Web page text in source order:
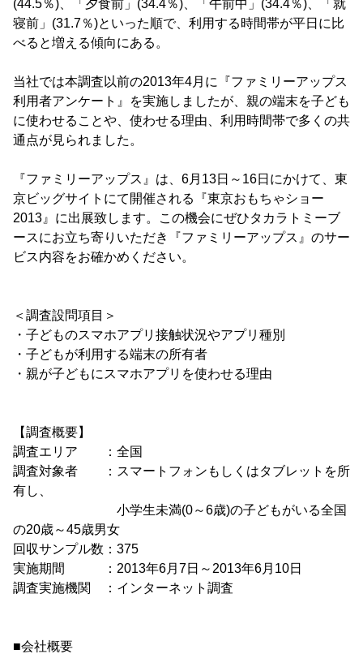
(44.5％)、「夕食前」(34.4％)、「午前中」(34.4％)、「就
寝前」(31.7％)といった順で、利用する時間帯が平日に比
べると増える傾向にある。
当社では本調査以前の2013年4月に『ファミリーアップス
利用者アンケート』を実施しましたが、親の端末を子ども
に使わせることや、使わせる理由、利用時間帯で多くの共
通点が見られました。
『ファミリーアップス』は、6月13日～16日にかけて、東
京ビッグサイトにて開催される『東京おもちゃショー
2013』に出展致します。この機会にぜひタカラトミーブ
ースにお立ち寄りいただき『ファミリーアップス』のサー
ビス内容をお確かめください。
＜調査設問項目＞
・子どものスマホアプリ接触状況やアプリ種別
・子どもが利用する端末の所有者
・親が子どもにスマホアプリを使わせる理由
【調査概要】
調査エリア ：全国
調査対象者 ：スマートフォンもしくはタブレットを所
有し、
小学生未満(0～6歳)の子どもがいる全国
の20歳～45歳男女
回収サンプル数：375
実施期間 ：2013年6月7日～2013年6月10日
調査実施機関 ：インターネット調査
■会社概要